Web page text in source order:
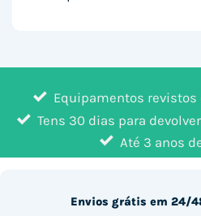
Equipamentos revistos
Tens 30 dias para
Até 3 anos
Envios grátis em 24/